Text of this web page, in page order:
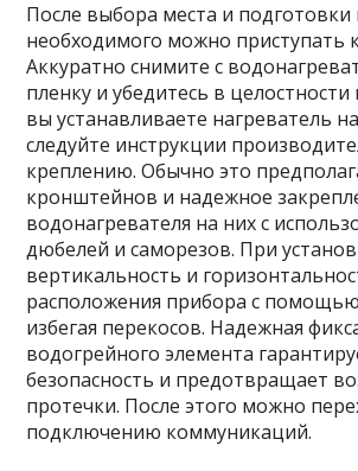
После выбора места и подготовки
необходимого можно приступать
Аккуратно снимите с
пленку и убедитесь в целостности
вы устанавливаете нагреватель
следуйте инструкции
креплению. Обычно это
кронштейнов и надежное
водонагревателя на них с
дюбелей и саморезов. При
вертикальность и
расположения прибора с
избегая перекосов. Надежная
водогрейного элемента
безопасность и предотвращает
протечки. После этого можно
подключению коммуникаций.